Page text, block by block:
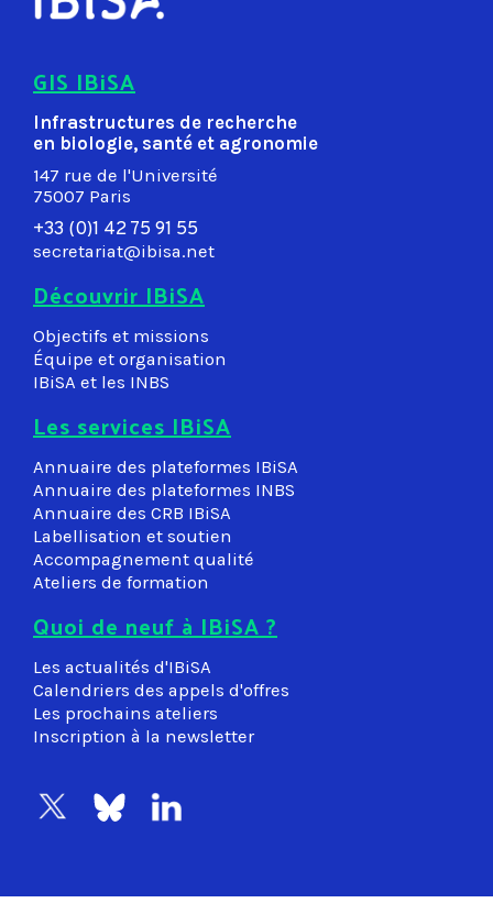
GIS IBiSA
Infrastructures de recherche
en biologie, santé et agronomie
147 rue de l'Université
75007 Paris
+33 (0)1 42 75 91 55
secretariat@ibisa.net
Découvrir IBiSA
Objectifs et missions
Équipe et organisation
IBiSA et les INBS
Les services IBiSA
Annuaire des plateformes IBiSA
Annuaire des plateformes INBS
Annuaire des CRB IBiSA
Labellisation et soutien
Accompagnement qualité
Ateliers de formation
Quoi de neuf à IBiSA ?
Les actualités d'IBiSA
Calendriers des appels d'offres
Les prochains ateliers
Inscription à la newsletter